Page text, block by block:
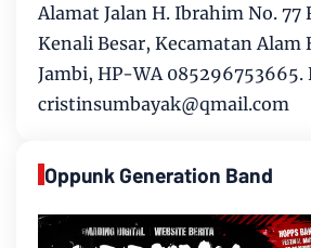
Alamat Jalan H. Ibrahim No. 77
Kenali Besar, Kecamatan Alam
Jambi, HP-WA 085296753665.
cristinsumbayak@qmail.com
Oppunk Generation Band